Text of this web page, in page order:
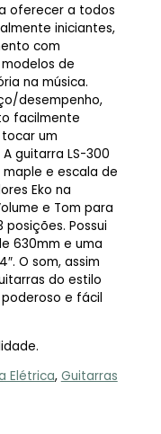
oferecer a todos
iniciantes,
com
de
na música.
desempenho,
facilmente
um
guitarra LS-300
e escala de
Eko na
e Tom para
Possui
630mm e uma
O som, assim
do estilo
e fácil
Elétrica, Guitarras